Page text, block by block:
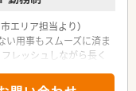
ます。
の販売や健康相談などを
ます。
エリア担当より）
い用事もスムーズに済ま
レッシュしながら長く